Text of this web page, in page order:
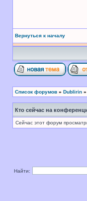
Вернуться к началу
Список форумов » Dublirin »
Кто сейчас на
Сейчас этот форум
Найти: